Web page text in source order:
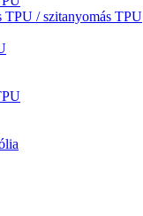
TPU / szitanyomás TPU